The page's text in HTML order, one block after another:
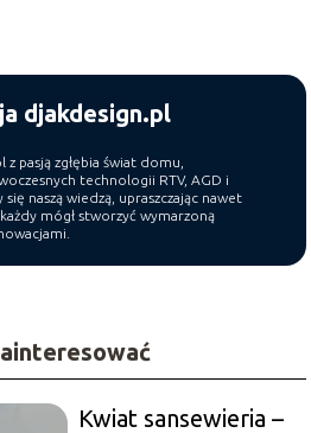
djakdesign.pl
pasją zgłębia świat domu,
technologii RTV, AGD i
naszą wiedzą, upraszczając nawet
mógł stworzyć wymarzoną
Kwiat sansewieria –